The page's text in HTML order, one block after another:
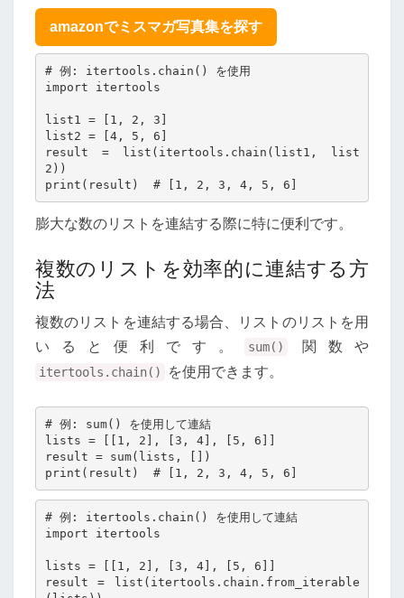
amazonでミスマガ写真集を探す
# 例: itertools.chain() を使用
import itertools
list1 = [1, 2, 3]
list2 = [4, 5, 6]
result = list(itertools.chain(list1, list
2))
膨大な数のリストを連結する際に特に便利です。
複数のリストを効率的に連結する方
法
複数のリストを連結する場合、リストのリストを用
いると便利です。
sum() 関数や
itertools.chain() を使用できます。
# 例: sum() を使用して連結
lists = [[1, 2], [3, 4], [5, 6]]
result = sum(lists, [])
# 例: itertools.chain() を使用して連結
import itertools
lists = [[1, 2], [3, 4], [5, 6]]
result = list(itertools.chain.from_iterable